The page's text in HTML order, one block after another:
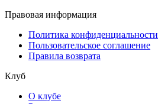
Правовая информация
Политика конфиденциальности
Пользовательское соглашение
Правила возврата
Клуб
О клубе